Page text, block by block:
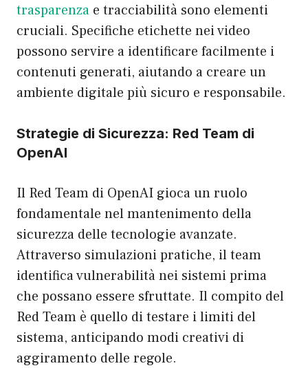
trasparenza e tracciabilità sono elementi
cruciali. Specifiche etichette nei video
possono servire a identificare facilmente i
contenuti generati, aiutando a creare un
ambiente digitale più sicuro e responsabile.
Strategie di Sicurezza: Red Team di
OpenAI
Il Red Team di OpenAI gioca un ruolo
fondamentale nel mantenimento della
sicurezza delle tecnologie avanzate.
Attraverso simulazioni pratiche, il team
identifica vulnerabilità nei sistemi prima
che possano essere sfruttate. Il compito del
Red Team è quello di testare i limiti del
sistema, anticipando modi creativi di
aggiramento delle regole.